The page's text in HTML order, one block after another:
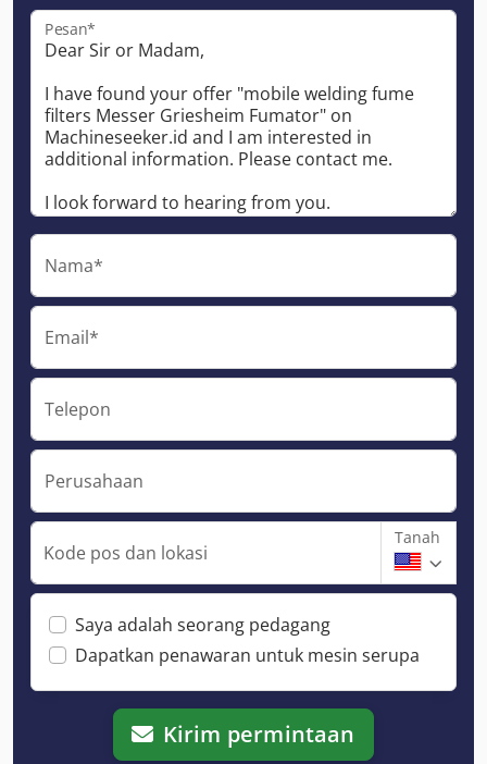
Pesan*
Nama*
Email*
Telepon
Perusahaan
Kode pos dan lokasi
Tanah
Saya adalah seorang pedagang
Dapatkan penawaran untuk mesin serupa
Kirim permintaan